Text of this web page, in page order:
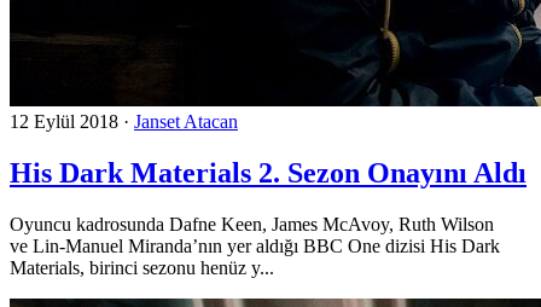
12 Eylül 2018 · Janset Atacan
His Dark Materials 2. Sezon Onayını Aldı
Oyuncu kadrosunda Dafne Keen, James McAvoy, Ruth Wilson
ve Lin-Manuel Miranda’nın yer aldığı BBC One dizisi His Dark
Materials, birinci sezonu henüz y...